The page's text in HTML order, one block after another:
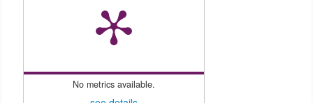
No metrics available.